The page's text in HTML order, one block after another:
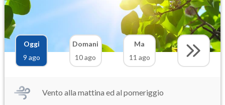
Oggi
9 ago
Domani
10 ago
Ma
11 ago
Vento alla mattina ed al pomeriggio